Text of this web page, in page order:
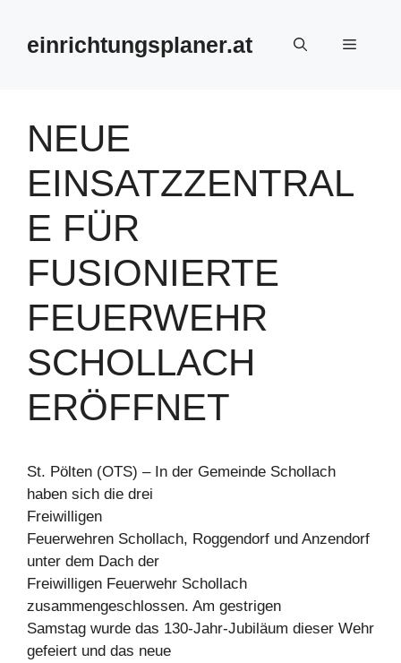
springeneinrichtungsplaner.at Menü
NEUE
EINSATZZENTRAL
E FÜR
FUSIONIERTE
FEUERWEHR
SCHOLLACH
ERÖFFNET
St. Pölten (OTS) – In der Gemeinde Schollach
haben sich die drei
Freiwilligen
Feuerwehren Schollach, Roggendorf und Anzendorf
unter dem Dach der
Freiwilligen Feuerwehr Schollach
zusammengeschlossen. Am gestrigen
Samstag wurde das 130-Jahr-Jubiläum dieser Wehr
gefeiert und das neue